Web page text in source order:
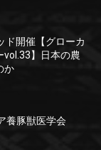
ド開催【グローカ
vol.33】日本の農
か
養豚獣医学会